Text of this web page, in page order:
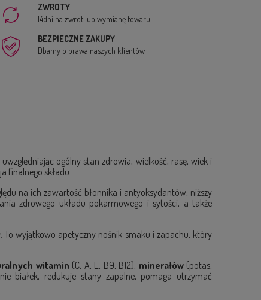
ZWROTY
14dni na zwrot lub wymianę towaru
BEZPIECZNE ZAKUPY
Dbamy o prawa naszych klientów
ogólny stan zdrowia, wielkość, rasę, wiek i
finalnego składu.
na ich zawartość błonnika i antyoksydantów, niższy
zdrowego układu pokarmowego i sytości, a także
. To wyjątkowo apetyczny nośnik smaku i zapachu, który
witamin (C, A, E, B9, B12), minerałów(potas,
białek, redukuje stany zapalne, pomaga utrzymać